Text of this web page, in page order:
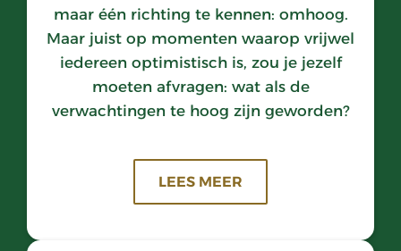
maar één richting te kennen: omhoog.
Maar juist op momenten waarop vrijwel
iedereen optimistisch is, zou je jezelf
moeten afvragen: wat als de
verwachtingen te hoog zijn geworden?
LEES MEER